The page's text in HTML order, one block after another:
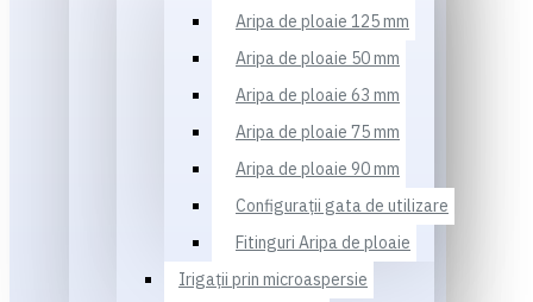
Aripa de ploaie 125 mm
Aripa de ploaie 50 mm
Aripa de ploaie 63 mm
Aripa de ploaie 75 mm
Aripa de ploaie 90 mm
Configuraţii gata de utilizare
Fitinguri Aripa de ploaie
Irigaţii prin microaspersie